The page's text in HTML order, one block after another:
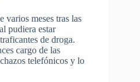
varios meses tras las
pudiera estar
de droga.
cargo de las
telefónicos y lo